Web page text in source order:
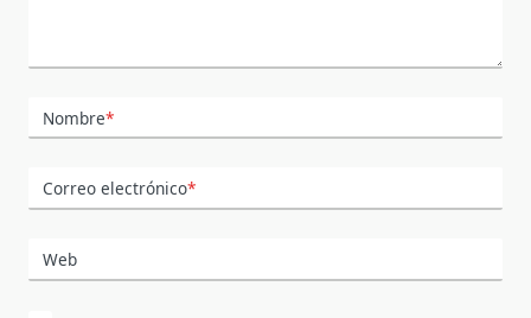
Nombre*
Correo electrónico*
Web